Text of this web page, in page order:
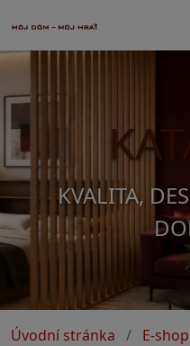
KVALITA,
Úvodní stránka E-shop